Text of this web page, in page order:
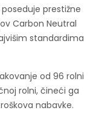
poseduje prestižne
Carbon Neutral
standardima
od 96 rolni
rolni, čineći ga
nabavke.